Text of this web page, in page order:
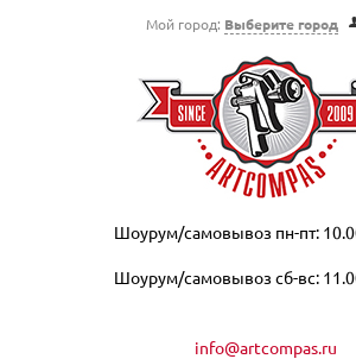
Мой город: Выберите город
Шоурум/самовывоз пн-пт:
Шоурум/самовывоз сб-вс:
info@artcompas.ru